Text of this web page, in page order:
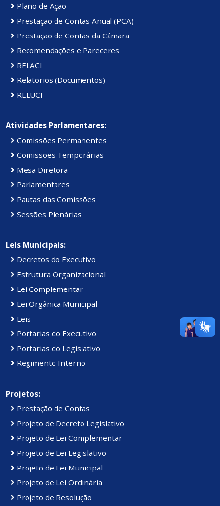
Plano de Ação
Prestação de Contas Anual (PCA)
Prestação de Contas da Câmara
Recomendações e Pareceres
RELACI
Relatorios (Documentos)
RELUCI
Atividades Parlamentares:
Comissões Permanentes
Comissões Temporárias
Mesa Diretora
Parlamentares
Pautas das Comissões
Sessões Plenárias
Leis Municipais:
Decretos do Executivo
Estrutura Organizacional
Lei Complementar
Lei Orgânica Municipal
Leis
Portarias do Executivo
Portarias do Legislativo
Regimento Interno
Projetos:
Prestação de Contas
Projeto de Decreto Legislativo
Projeto de Lei Complementar
Projeto de Lei Legislativo
Projeto de Lei Municipal
Projeto de Lei Ordinária
Projeto de Resolução